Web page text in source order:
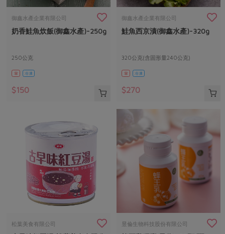
御鑫水產企業有限公司
奶香鮭魚炊飯(御鑫水產)-250g
250公克
葷 冷凍
$150
御鑫水產企業有限公司
鮭魚西京漬(御鑫水產)-320g
320公克(含固形量240公克)
葷 冷凍
$270
松葉美食有限公司 昱倫生物科技股份有限公司